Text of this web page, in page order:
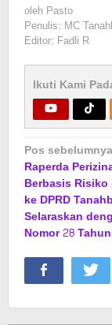
oleh Pasto
Penulis: MC
Editor: Fadli R
Ikuti Kami
Navigasi
pos
Pos sebelumnya
Raperda
Berbasis Risiko
ke DPRD
Selaraskan
Nomor 28